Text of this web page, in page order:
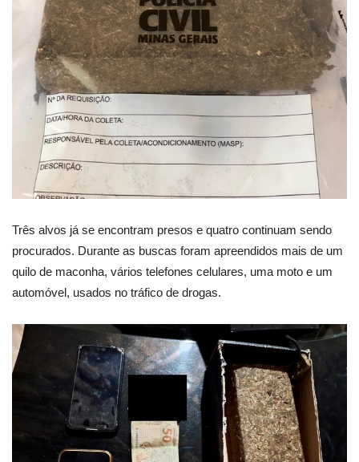
Três alvos já se encontram presos e quatro continuam sendo
procurados. Durante as buscas foram apreendidos mais de um
quilo de maconha, vários telefones celulares, uma moto e um
automóvel, usados no tráfico de drogas.